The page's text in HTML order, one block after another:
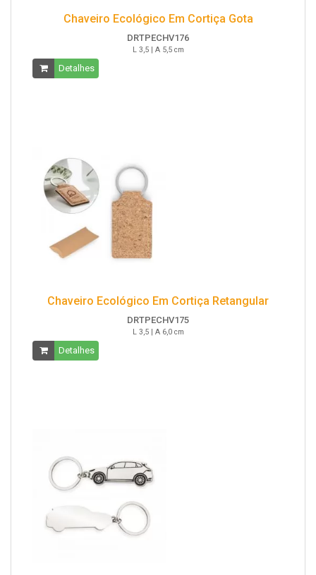
Chaveiro Ecológico Em Cortiça Gota
DRTPECHV176
L 3,5 | A 5,5 cm
Detalhes
Chaveiro Ecológico Em Cortiça Retangular
DRTPECHV175
L 3,5 | A 6,0 cm
Detalhes